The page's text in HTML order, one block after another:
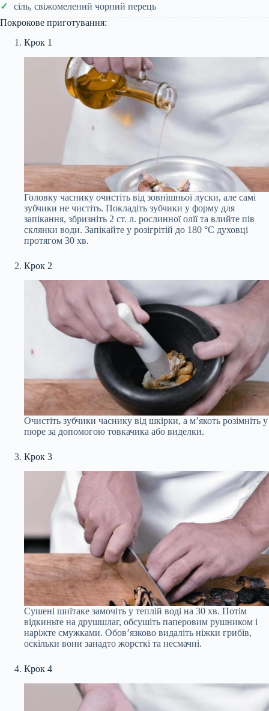
сіль, свіжомелений чорний перець
Покрокове приготування:
Крок 1
Головку часнику очистіть від зовнішньої луски, але самі
зубчики не чистіть. Покладіть зубчики у форму для
запікання, збризніть 2 ст. л. рослинної олії та влийте пів
склянки води. Запікайте у розігрітій до 180 °С духовці
протягом 30 хв.
Крок 2
Очистіть зубчики часнику від шкірки, а м’якоть розімніть у
пюре за допомогою товкачика або виделки.
Крок 3
Сушені шиїтаке замочіть у теплій воді на 30 хв. Потім
відкиньте на друшшлаг, обсушіть паперовим рушником і
наріжте смужками. Обов’язково видаліть ніжки грибів,
оскільки вони занадто жорсткі та несмачні.
Крок 4